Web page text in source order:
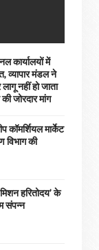
कार्यालयों में
व्यापार मंडल ने
नहीं हो जाता
जोरदार मांग
कॉमर्शियल मार्केट
विभाग की
हरितोदय’ के
संपन्न